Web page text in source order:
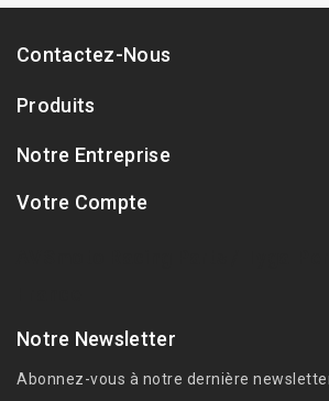
Contactez-Nous
Produits
Notre Entreprise
Votre Compte
Notre Newsletter
Abonnez-vous à notre dernière